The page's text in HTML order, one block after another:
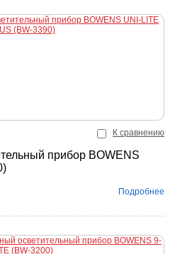
К сравнению
прибор BOWENS
Подробнее